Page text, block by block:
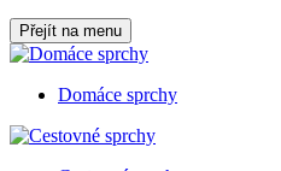
Přejít na menu
Domáce sprchy